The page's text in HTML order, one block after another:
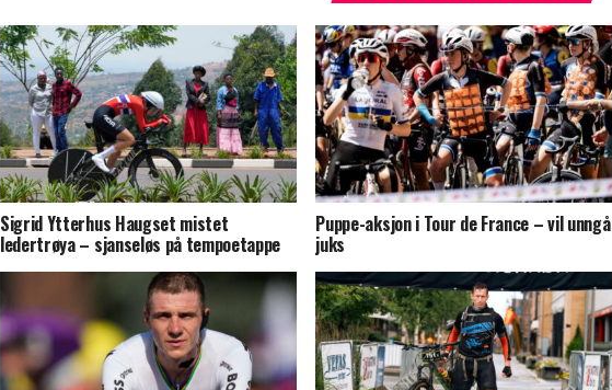
Sigrid Ytterhus Haugset mistet
ledertrøya – sjanseløs på tempoetappe
Puppe-aksjon i Tour de France – vil unngå
juks